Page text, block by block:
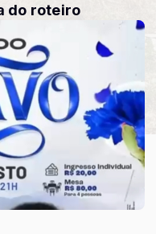
do roteiro